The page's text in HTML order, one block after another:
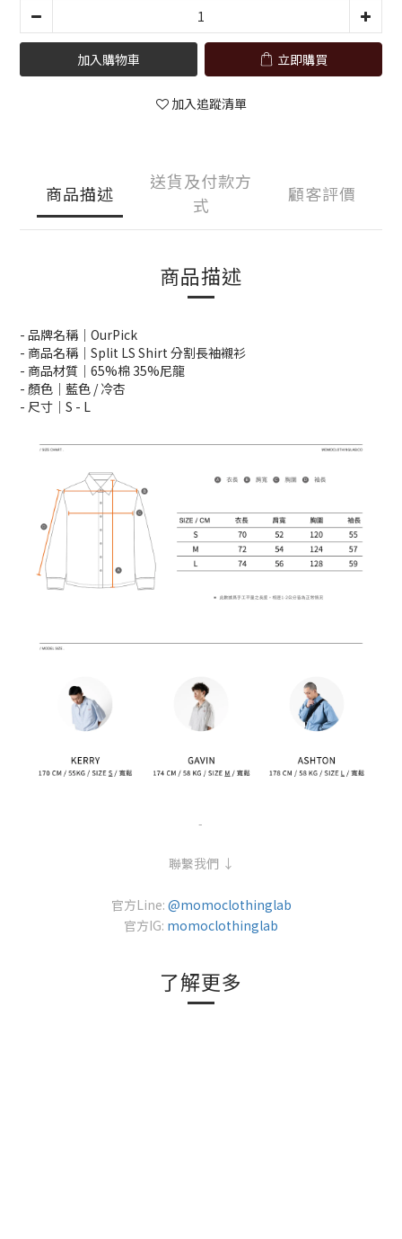
加入購物車 立即購買
加入追蹤清單
商品描述
送貨及付款方
式
顧客評價
商品描述
- 品牌名稱｜OurPick
- 商品名稱｜Split LS Shirt 分割長袖襯衫
- 商品材質｜65%棉 35%尼龍
- 顏色｜藍色 / 冷杏
- 尺寸｜S - L
-
聯繫我們 ↓
官方Line: @momoclothinglab
官方IG: momoclothinglab
了解更多